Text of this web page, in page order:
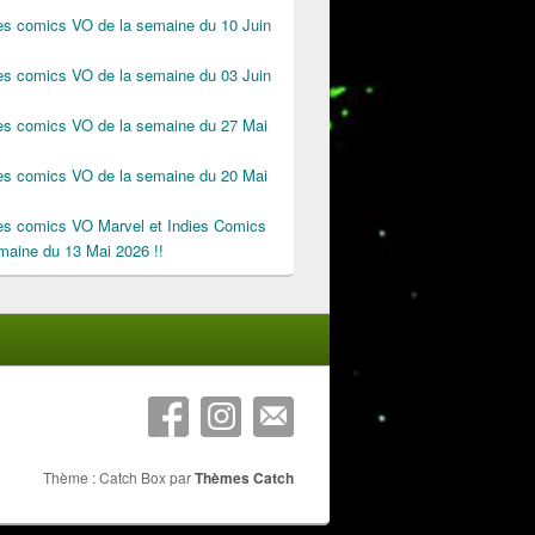
comics VO de la semaine du 10 Juin
comics VO de la semaine du 03 Juin
comics VO de la semaine du 27 Mai
comics VO de la semaine du 20 Mai
comics VO Marvel et Indies Comics
du 13 Mai 2026 !!
Thème : Catch Box parThèmes Catch